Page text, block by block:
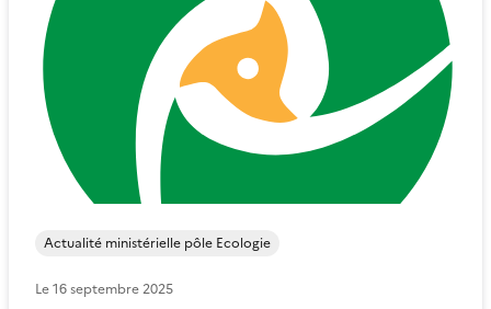
Actualité ministérielle pôle Ecologie
Le16 septembre 2025